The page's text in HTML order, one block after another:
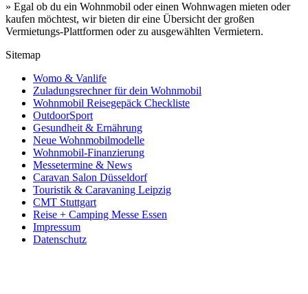
» Egal ob du ein Wohnmobil oder einen Wohnwagen mieten oder
kaufen möchtest, wir bieten dir eine Übersicht der großen
Vermietungs-Plattformen oder zu ausgewählten Vermietern.
Sitemap
Womo & Vanlife
Zuladungsrechner für dein Wohnmobil
Wohnmobil Reisegepäck Checkliste
OutdoorSport
Gesundheit & Ernährung
Neue Wohnmobilmodelle
Wohnmobil-Finanzierung
Messetermine & News
Caravan Salon Düsseldorf
Touristik & Caravaning Leipzig
CMT Stuttgart
Reise + Camping Messe Essen
Impressum
Datenschutz